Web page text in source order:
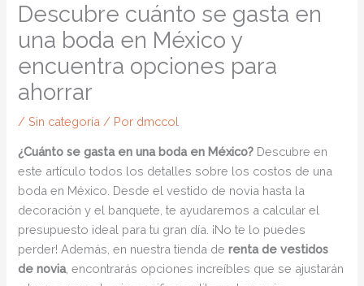
Descubre cuánto se gasta en
una boda en México y
encuentra opciones para
ahorrar
/Sin categoría / Por dmccol
¿Cuánto se gasta en una boda en México? Descubre en
este artículo todos los detalles sobre los costos de una
boda en México. Desde el vestido de novia hasta la
decoración y el banquete, te ayudaremos a calcular el
presupuesto ideal para tu gran día. ¡No te lo puedes
perder! Además, en nuestra tienda derenta de vestidos
de novia, encontrarás opciones increíbles que se ajustarán